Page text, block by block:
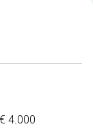
4.000